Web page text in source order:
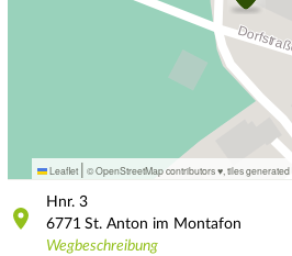
Leaflet | © OpenStreetMap contributors ♥, tiles
Hnr. 3
6771 St. Anton im Montafon
Wegbeschreibung